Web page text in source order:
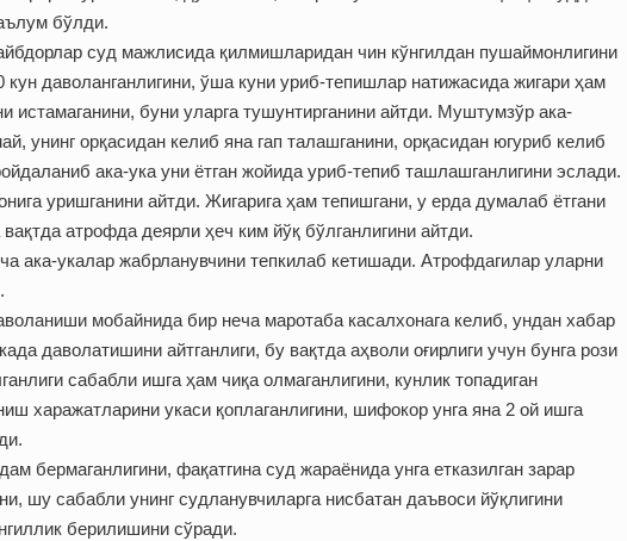
бўлди.
суд мажлисида қилмишларидан чин кўнгилдан пушаймонлигини
даволанганлигини, ўша куни уриб-тепишлар натижасида жигари ҳам
буни уларга тушунтирганини айтди. Муштумзўр ака-
унинг орқасидан келиб яна гап талашганини, орқасидан югуриб келиб
ака-ука уни ётган жойида уриб-тепиб ташлашганлигини эслади.
уришганини айтди. Жигарига ҳам тепишгани, у ерда думалаб ётгани
атрофда деярли ҳеч ким йўқ бўлганлигини айтди.
ака-укалар жабрланувчини тепкилаб кетишади. Атрофдагилар уларни
мобайнида бир неча маротаба касалхонага келиб, ундан хабар
даволатишини айтганлиги, бу вақтда аҳволи оғирлиги учун бунга рози
сабабли ишга ҳам чиқа олмаганлигини, кунлик топадиган
харажатларини укаси қоплаганлигини, шифокор унга яна 2 ой ишга
бермаганлигини, фақатгина суд жараёнида унга етказилган зарар
шу сабабли унинг судланувчиларга нисбатан даъвоси йўқлигини
берилишини сўради.